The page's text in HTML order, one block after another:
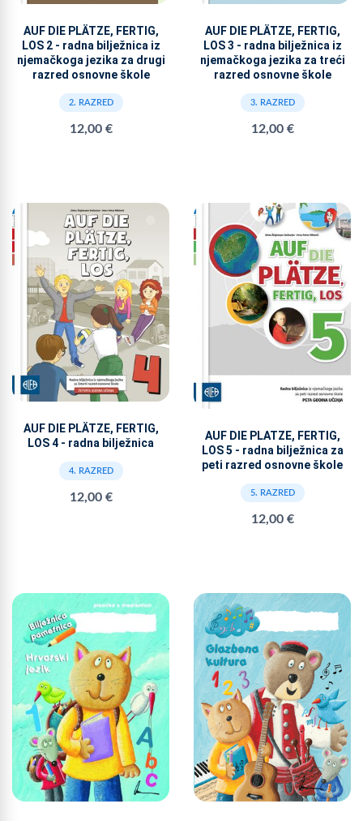
AUF DIE PLÄTZE, FERTIG,
LOS 2 - radna bilježnica iz
njemačkoga jezika za drugi
razred osnovne škole
2. RAZRED
12,00 €
AUF DIE PLÄTZE, FERTIG,
LOS 3 - radna bilježnica iz
njemačkoga jezika za treći
razred osnovne škole
3. RAZRED
12,00 €
AUF DIE PLÄTZE, FERTIG,
LOS 4 - radna bilježnica
4. RAZRED
12,00 €
AUF DIE PLATZE, FERTIG,
LOS 5 - radna bilježnica za
peti razred osnovne škole
5. RAZRED
12,00 €